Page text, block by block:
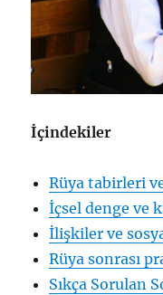
İçindekiler
Rüya tabirleri
İçsel denge ve
İlişkiler ve
Rüya sonrası
Sıkça Sorulan